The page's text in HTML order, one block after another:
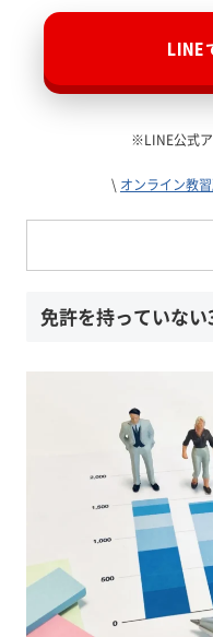
LINE
※LINE公式ア
\ オンライン教
免許を持っていな